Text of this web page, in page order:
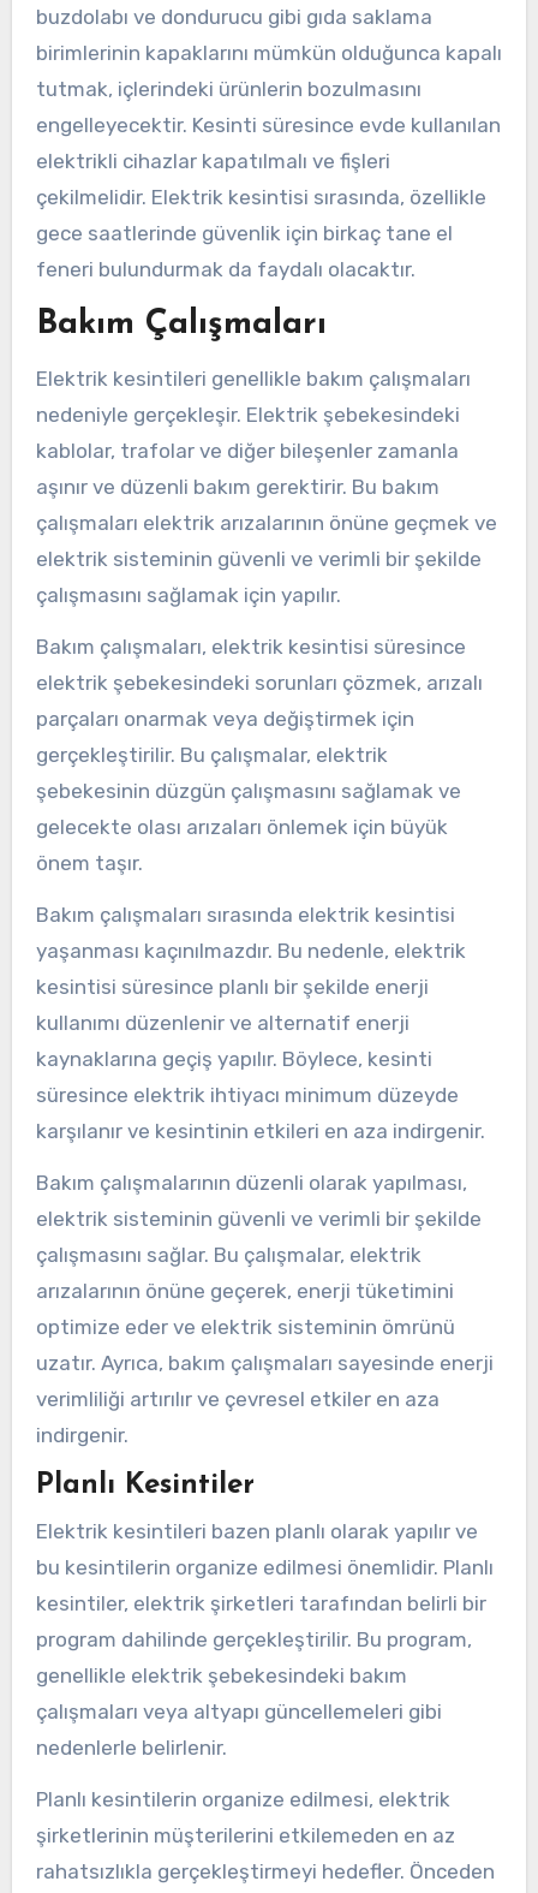
buzdolabı ve dondurucu gibi gıda saklama
birimlerinin kapaklarını mümkün olduğunca kapalı
tutmak, içlerindeki ürünlerin bozulmasını
engelleyecektir. Kesinti süresince evde kullanılan
elektrikli cihazlar kapatılmalı ve fişleri
çekilmelidir. Elektrik kesintisi sırasında, özellikle
gece saatlerinde güvenlik için birkaç tane el
feneri bulundurmak da faydalı olacaktır.
Bakım Çalışmaları
Elektrik kesintileri genellikle bakım çalışmaları
nedeniyle gerçekleşir. Elektrik şebekesindeki
kablolar, trafolar ve diğer bileşenler zamanla
aşınır ve düzenli bakım gerektirir. Bu bakım
çalışmaları elektrik arızalarının önüne geçmek ve
elektrik sisteminin güvenli ve verimli bir şekilde
çalışmasını sağlamak için yapılır.
Bakım çalışmaları, elektrik kesintisi süresince
elektrik şebekesindeki sorunları çözmek, arızalı
parçaları onarmak veya değiştirmek için
gerçekleştirilir. Bu çalışmalar, elektrik
şebekesinin düzgün çalışmasını sağlamak ve
gelecekte olası arızaları önlemek için büyük
önem taşır.
Bakım çalışmaları sırasında elektrik kesintisi
yaşanması kaçınılmazdır. Bu nedenle, elektrik
kesintisi süresince planlı bir şekilde enerji
kullanımı düzenlenir ve alternatif enerji
kaynaklarına geçiş yapılır. Böylece, kesinti
süresince elektrik ihtiyacı minimum düzeyde
karşılanır ve kesintinin etkileri en aza indirgenir.
Bakım çalışmalarının düzenli olarak yapılması,
elektrik sisteminin güvenli ve verimli bir şekilde
çalışmasını sağlar. Bu çalışmalar, elektrik
arızalarının önüne geçerek, enerji tüketimini
optimize eder ve elektrik sisteminin ömrünü
uzatır. Ayrıca, bakım çalışmaları sayesinde enerji
verimliliği artırılır ve çevresel etkiler en aza
indirgenir.
Planlı Kesintiler
Elektrik kesintileri bazen planlı olarak yapılır ve
bu kesintilerin organize edilmesi önemlidir. Planlı
kesintiler, elektrik şirketleri tarafından belirli bir
program dahilinde gerçekleştirilir. Bu program,
genellikle elektrik şebekesindeki bakım
çalışmaları veya altyapı güncellemeleri gibi
nedenlerle belirlenir.
Planlı kesintilerin organize edilmesi, elektrik
şirketlerinin müşterilerini etkilemeden en az
rahatsızlıkla gerçekleştirmeyi hedefler. Önceden